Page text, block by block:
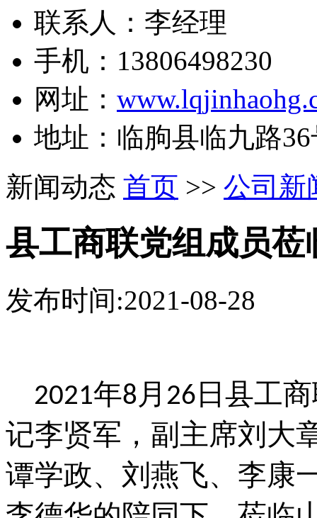
联系人：李经理
手机：13806498230
网址：
地址：临朐县临九路36
新闻动态 首页 >> 公司新
县工商联党组成员
发布时间:2021-08-28
2021年8月26日县工商
记李贤军， 副主席刘大
谭学政、刘燕飞、李康